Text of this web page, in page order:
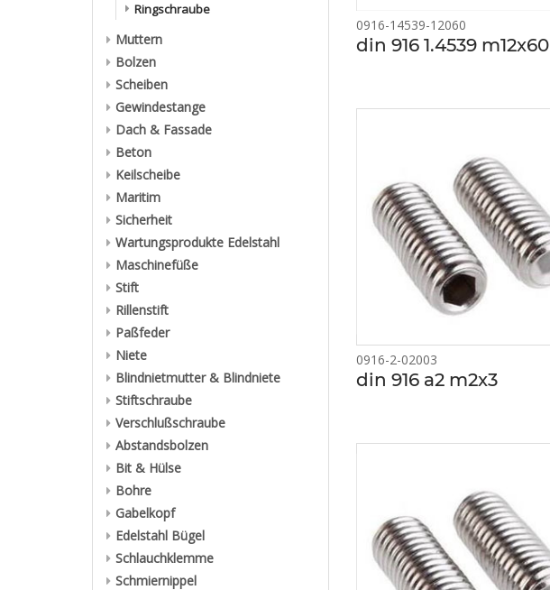
Ringschraube
Muttern
Bolzen
Scheiben
Gewindestange
Dach & Fassade
Beton
Keilscheibe
Maritim
Sicherheit
Wartungsprodukte Edelstahl
Maschinefüße
Stift
Rillenstift
Paßfeder
Niete
Blindnietmutter & Blindniete
Stiftschraube
Verschlußschraube
Abstandsbolzen
Bit & Hülse
Bohre
Gabelkopf
Edelstahl Bügel
Schlauchklemme
Schmiernippel
0916-14539-12060
din 916 1.4539 m12x60
0916-2-02003
din 916 a2 m2x3